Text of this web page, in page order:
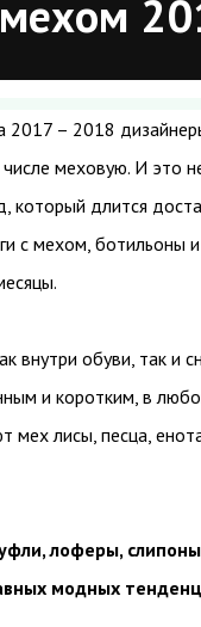
мехом
2017 – 2018
меховую. И это
который длится
с мехом, ботильоны и
внутри обуви, так и
и коротким, в
мех лисы, песца,
лоферы,
модных